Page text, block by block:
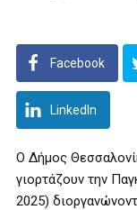
Facebook
LinkedIn
Ο Δήμος
γιορτάζουν την
2025)